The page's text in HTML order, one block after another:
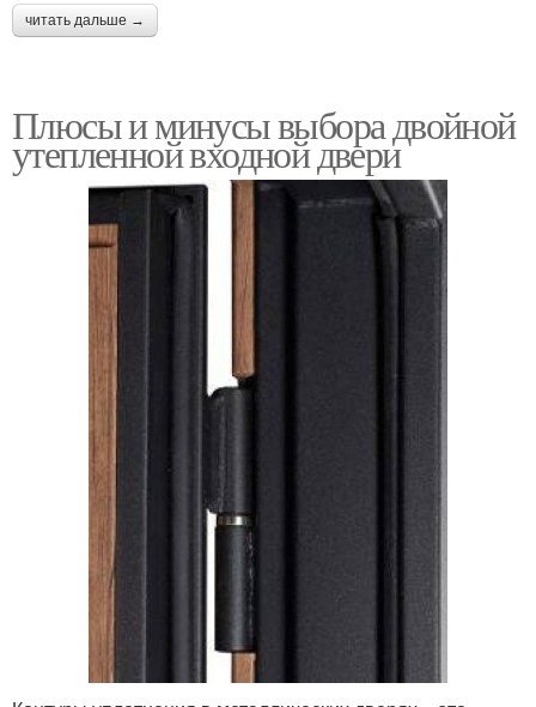
читать дальше →
Плюсы и минусы выбора двойной
утепленной входной двери